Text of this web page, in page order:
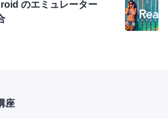
のエミュレーター
座